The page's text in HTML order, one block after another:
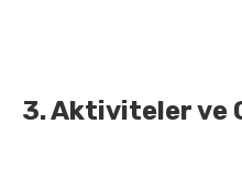
3. Aktiviteler ve